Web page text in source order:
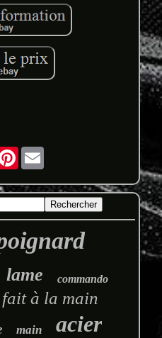
Pinterest
lame commando
fait à la main
main
acier